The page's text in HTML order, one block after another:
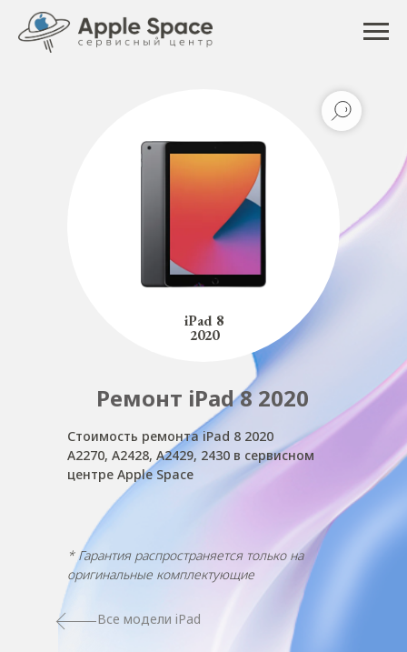
Все модели iPad
iPad 8
2020
Стоимость ремонта iPad 8 2020
A2270, A2428, A2429, 2430 в сервисном
центре Apple Space
* Гарантия распространяется только на
оригинальные комплектующие
Ремонт iPad 8 2020